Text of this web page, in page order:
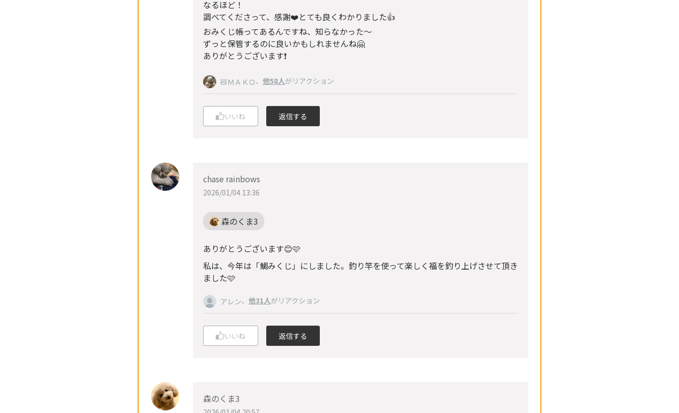
なるほど！
調べてくださって、感謝❤️とても良くわかりました👍
おみくじ帳ってあるんですね、知らなかった〜
ずっと保管するのに良いかもしれませんね🤗
ありがとうございます❗️
🧸ＭＡＫＯ、 他58人がリアクション
いいね 返信する
chase rainbows
2026/01/04 13:36
森のくま3
ありがとうございます😊🩷
私は、今年は「鯛みくじ」にしました。釣り竿を使って楽しく福を釣り上げさせて頂き
ました🩷
アレン、 他31人がリアクション
いいね 返信する
森のくま3